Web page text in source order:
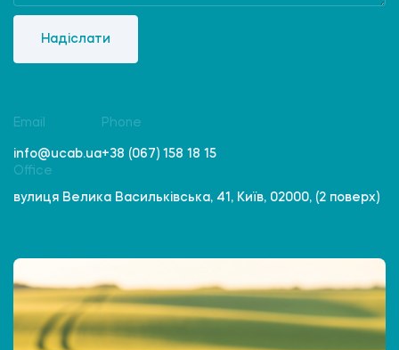
Надіслати
Email
info@ucab.ua
Phone
+38 (067) 158 18 15
Office
вулиця Велика Васильківська, 41, Київ, 02000, (2 поверх)